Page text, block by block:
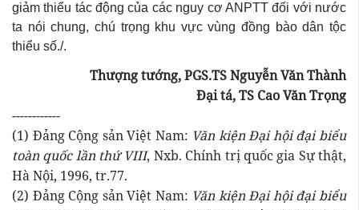
giảm thiểu tác động của các nguy cơ ANPTT đối với nước
ta nói chung, chú trọng khu vực vùng đồng bào dân tộc
thiểu số./.
Thượng tướng, PGS.TS Nguyễn Văn Thành
Đại tá, TS Cao Văn Trọng
------------
(1) Đảng Cộng sản Việt Nam: Văn kiện Đại hội đại biểu
toàn quốc lần thứ VIII, Nxb. Chính trị quốc gia Sự thật,
Hà Nội, 1996, tr.77.
(2) Đảng Cộng sản Việt Nam: Văn kiện Đại hội đại biểu